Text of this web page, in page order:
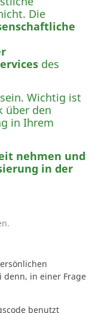
Die
des
Wichtig ist
über den
in Ihrem
nehmen und
in der
denn, in einer Frage
benutzt